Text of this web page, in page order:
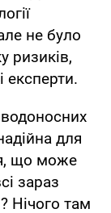
не було
ризиків,
експерти.
для
що може
зараз
Нічого там